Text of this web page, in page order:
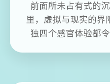
前面所未占有式的
里，虚拟与现实的界
独四个感官体验都